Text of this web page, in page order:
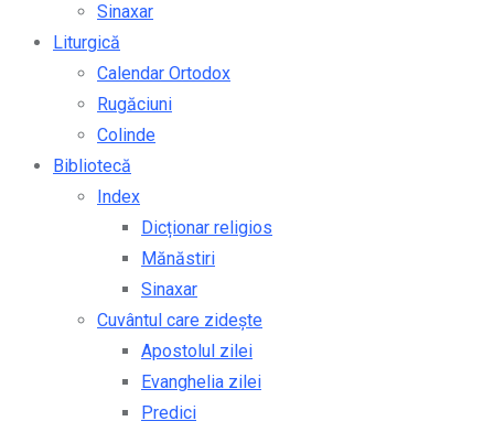
Sinaxar
Liturgică
Calendar Ortodox
Rugăciuni
Colinde
Bibliotecă
Index
Dicționar religios
Mănăstiri
Sinaxar
Cuvântul care zidește
Apostolul zilei
Evanghelia zilei
Predici